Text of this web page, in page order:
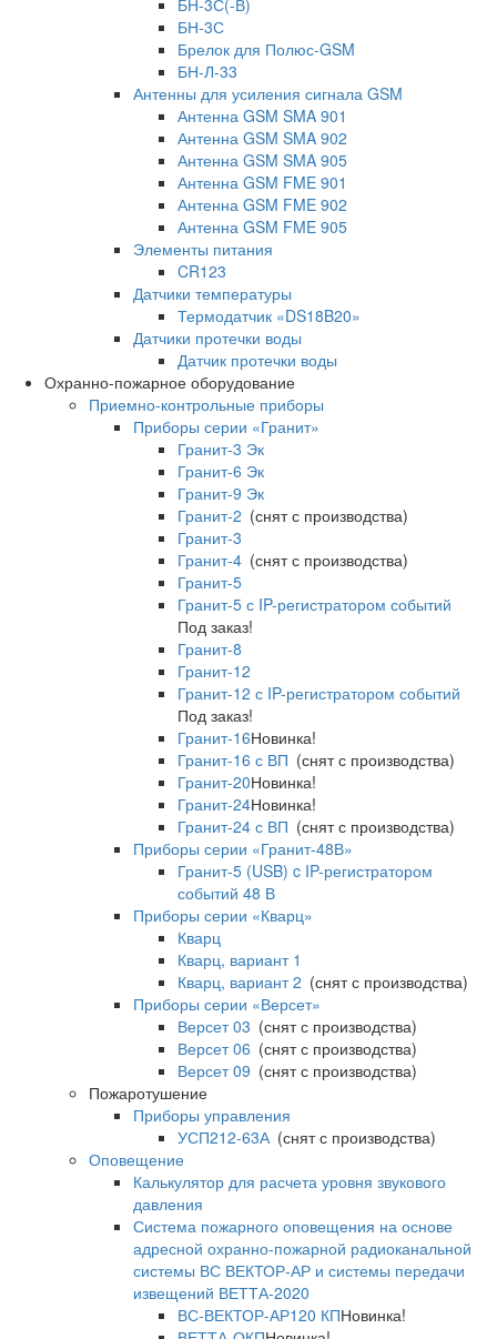
БН-3С(-В)
БН-3С
Брелок для Полюс-GSM
БН-Л-33
Антенны для усиления сигнала GSM
Антенна GSM SMA 901
Антенна GSM SMA 902
Антенна GSM SMA 905
Антенна GSM FME 901
Антенна GSM FME 902
Антенна GSM FME 905
Элементы питания
CR123
Датчики температуры
Термодатчик «DS18B20»
Датчики протечки воды
Датчик протечки воды
Охранно-пожарное оборудование
Приемно-контрольные приборы
Приборы серии «Гранит»
Гранит-3 Эк
Гранит-6 Эк
Гранит-9 Эк
Гранит-2 (снят с производства)
Гранит-3
Гранит-4 (снят с производства)
Гранит-5
Гранит-5 с IP-регистратором событий
Под заказ!
Гранит-8
Гранит-12
Гранит-12 с IP-регистратором событий
Под заказ!
Гранит-16Новинка!
Гранит-16 с ВП (снят с производства)
Гранит-20Новинка!
Гранит-24Новинка!
Гранит-24 с ВП (снят с производства)
Приборы серии «Гранит-48В»
Гранит-5 (USB) c IP-регистратором
событий 48 В
Приборы серии «Кварц»
Кварц
Кварц, вариант 1
Кварц, вариант 2 (снят с производства)
Приборы серии «Версет»
Версет 03 (снят с производства)
Версет 06 (снят с производства)
Версет 09 (снят с производства)
Пожаротушение
Приборы управления
УСП212-63А(снят с производства)
Оповещение
Калькулятор для расчета уровня звукового
давления
Система пожарного оповещения на основе
адресной охранно-пожарной радиоканальной
системы ВС ВЕКТОР-АР и системы передачи
извещений ВЕТТА-2020
ВС-ВЕКТОР-АР120 КПНовинка!